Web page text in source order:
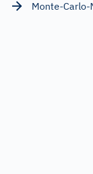
Monte-Carlo-